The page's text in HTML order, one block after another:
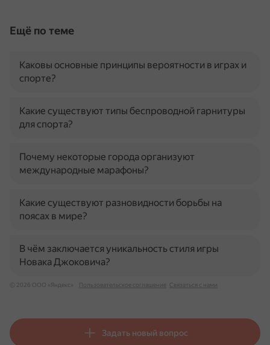
Ещё по теме
Каковы основные принципы вероятности в играх и
спорте?
Какие существуют типы беспроводной гарнитуры
для спорта?
Почему некоторые города организуют
международные марафоны?
Какие существуют разновидности борьбы на
поясах в мире?
В чём заключается уникальность стиля игры
Новака Джоковича?
© 2026 ООО «Яндекс» Пользовательское соглашение Связаться с нами
Задать новый вопрос